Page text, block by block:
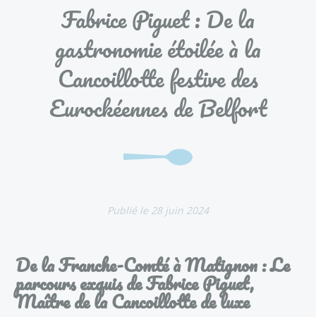
Fabrice Piguet : De la
gastronomie étoilée à la
Cancoillotte festive des
Eurockéennes de Belfort
28 juin 2024
De la Franche-Comté à Matignon : Le
parcours exquis de Fabrice Piguet,
Maître de la Cancoillotte de luxe